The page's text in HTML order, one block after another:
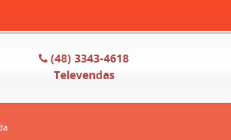
(48) 3343-4618
Televendas